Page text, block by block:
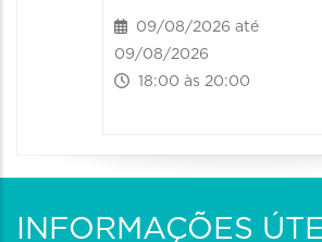
09/08/2026 até
09/08/2026
18:00 às 20:00
INFORMAÇÕES